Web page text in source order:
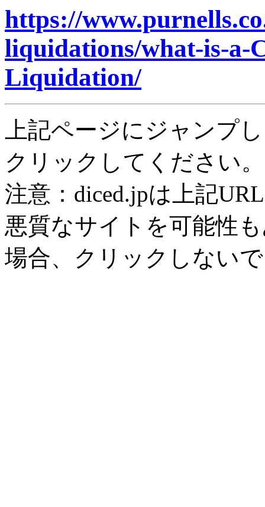
https://
liquidations/what-is-a-
Liquidation/
上記ページにジャンプ
クリックしてください。
注意：diced.jpは上記
悪質なサイトを可能性
場合、クリックしない